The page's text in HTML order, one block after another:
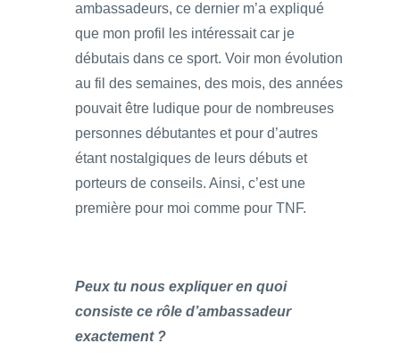
ambassadeurs, ce dernier m’a expliqué
que mon profil les intéressait car je
débutais dans ce sport. Voir mon évolution
au fil des semaines, des mois, des années
pouvait être ludique pour de nombreuses
personnes débutantes et pour d’autres
étant nostalgiques de leurs débuts et
porteurs de conseils. Ainsi, c’est une
première pour moi comme pour TNF.
Peux tu nous expliquer en quoi
consiste ce rôle d’ambassadeur
exactement ?